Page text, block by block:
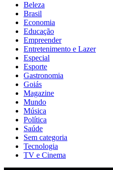
Beleza
Brasil
Economia
Educação
Empreender
Entretenimento e Lazer
Especial
Esporte
Gastronomia
Goiás
Magazine
Mundo
Música
Política
Saúde
Sem categoria
Tecnologia
TV e Cinema